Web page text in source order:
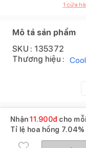
1 cửa
Mô tả sản phẩm
SKU : 135372
Thương hiệu :
Nhận11.900đ cho
Tỉ lệ hoa hồng 7.04%